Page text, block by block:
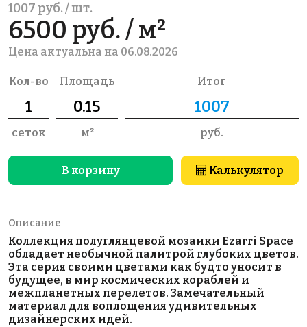
1007 руб. / шт.
6500 руб. / м²
Цена актуальна на 06.08.2026
Кол-во
сеток
Площадь
м²
Итог
руб.
В корзину Калькулятор
Описание
Коллекция полуглянцевой мозаики Ezarri Space
обладает необычной палитрой глубоких цветов.
Эта серия своими цветами как будто уносит в
будущее, в мир космических кораблей и
межпланетных перелетов. Замечательный
материал для воплощения удивительных
дизайнерских идей.